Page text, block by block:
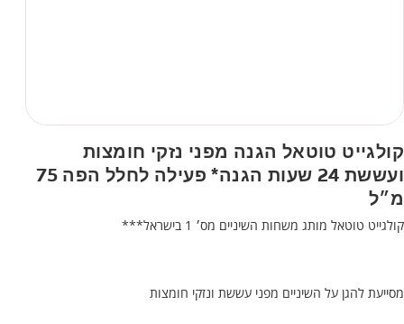
קולגייט טוטאל הגנה מפני נזקי חומצות
ועששת 24 שעות הגנה* פעילה לחלל הפה 75
מ״ל
קולגייט טוטאל מותג משחות השיניים מס׳ 1 בישראל***
מסייעת להגן על השיניים מפני עששת ונזקי חומצות